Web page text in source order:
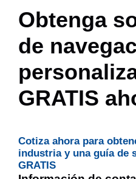
Obtenga
de
GRATIS
Cotiza ahora para
industria y una guía de
GRATIS